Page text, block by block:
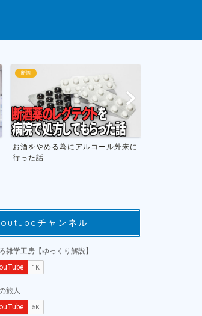
断酒
お酒をやめて人生が変わったお話し
チャンネル